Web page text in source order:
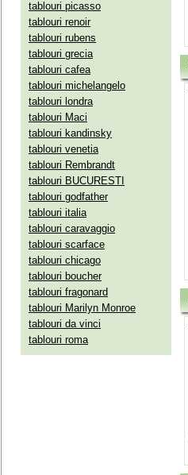
tablouri picasso
tablouri renoir
tablouri rubens
tablouri grecia
tablouri cafea
tablouri michelangelo
tablouri londra
tablouri Maci
tablouri kandinsky
tablouri venetia
tablouri Rembrandt
tablouri BUCURESTI
tablouri godfather
tablouri italia
tablouri caravaggio
tablouri scarface
tablouri chicago
tablouri boucher
tablouri fragonard
tablouri Marilyn Monroe
tablouri da vinci
tablouri roma